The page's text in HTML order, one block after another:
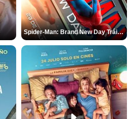
Spider-Man: Brand New Day Tráiler (3)